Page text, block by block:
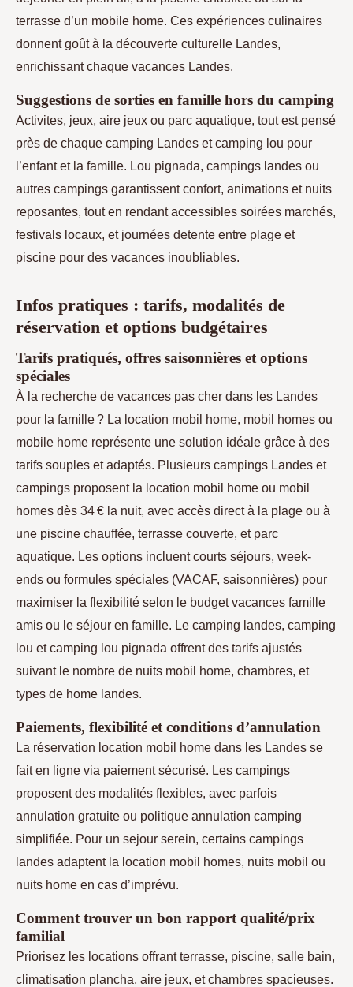
terrasse d’un mobile home. Ces expériences culinaires
donnent goût à la découverte culturelle Landes,
enrichissant chaque vacances Landes.
Suggestions de sorties en famille hors du camping
Activites, jeux, aire jeux ou parc aquatique, tout est pensé
près de chaque camping Landes et camping lou pour
l’enfant et la famille. Lou pignada, campings landes ou
autres campings garantissent confort, animations et nuits
reposantes, tout en rendant accessibles soirées marchés,
festivals locaux, et journées detente entre plage et
piscine pour des vacances inoubliables.
Infos pratiques : tarifs, modalités de
réservation et options budgétaires
Tarifs pratiqués, offres saisonnières et options
spéciales
À la recherche de vacances pas cher dans les Landes
pour la famille ? La location mobil home, mobil homes ou
mobile home représente une solution idéale grâce à des
tarifs souples et adaptés. Plusieurs campings Landes et
campings proposent la location mobil home ou mobil
homes dès 34 € la nuit, avec accès direct à la plage ou à
une piscine chauffée, terrasse couverte, et parc
aquatique. Les options incluent courts séjours, week-
ends ou formules spéciales (VACAF, saisonnières) pour
maximiser la flexibilité selon le budget vacances famille
amis ou le séjour en famille. Le camping landes, camping
lou et camping lou pignada offrent des tarifs ajustés
suivant le nombre de nuits mobil home, chambres, et
types de home landes.
Paiements, flexibilité et conditions d’annulation
La réservation location mobil home dans les Landes se
fait en ligne via paiement sécurisé. Les campings
proposent des modalités flexibles, avec parfois
annulation gratuite ou politique annulation camping
simplifiée. Pour un sejour serein, certains campings
landes adaptent la location mobil homes, nuits mobil ou
nuits home en cas d’imprévu.
Comment trouver un bon rapport qualité/prix
familial
Priorisez les locations offrant terrasse, piscine, salle bain,
climatisation plancha, aire jeux, et chambres spacieuses.